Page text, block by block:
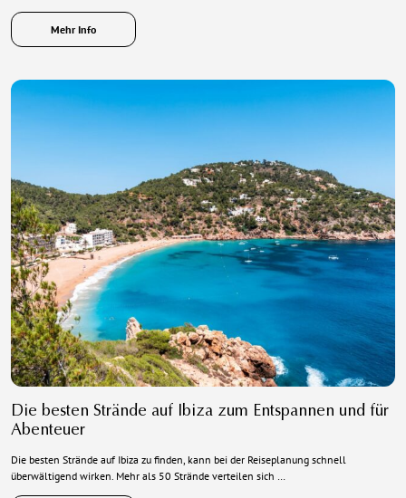
Mehr Info
Die besten Strände auf Ibiza zum Entspannen und für
Abenteuer
Die besten Strände auf Ibiza zu finden, kann bei der Reiseplanung schnell
überwältigend wirken. Mehr als 50 Strände verteilen sich …